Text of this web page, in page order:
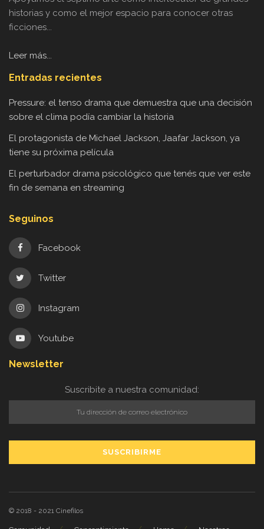
historias y como el mejor espacio para conocer otras
ficciones...
Leer más...
Entradas recientes
Pressure: el tenso drama que demuestra que una decisión
sobre el clima podía cambiar la historia
El protagonista de Michael Jackson, Jaafar Jackson, ya
tiene su próxima película
El perturbador drama psicológico que tenés que ver este
fin de semana en streaming
Seguinos
Facebook
Twitter
Instagram
Youtube
Newsletter
Suscribite a nuestra comunidad:
© 2018 - 2021 Cinefilos